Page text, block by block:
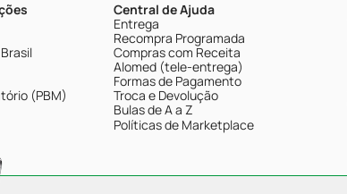
(PBM)
Central de Ajuda
Entrega
Recompra Programada
Compras com Receita
Alomed (tele-entrega)
Formas de Pagamento
Troca e Devolução
Bulas de A a Z
Políticas de Marketplace